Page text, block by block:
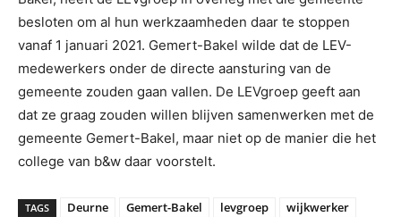
besloten om al hun werkzaamheden daar te stoppen
vanaf 1 januari 2021. Gemert-Bakel wilde dat de LEV-
medewerkers onder de directe aansturing van de
gemeente zouden gaan vallen. De LEVgroep geeft aan
dat ze graag zouden willen blijven samenwerken met de
gemeente Gemert-Bakel, maar niet op de manier die het
college van b&w daar voorstelt.
TAGS Deurne Gemert-Bakel levgroep wijkwerker